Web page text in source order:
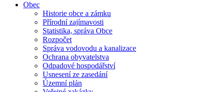
Obec
Historie obce a zámku
Přírodní zajímavosti
Statistika, správa Obce
Rozpočet
Správa vodovodu a kanalizace
Ochrana obyvatelstva
Odpadové hospodářství
Usnesení ze zasedání
Územní plán